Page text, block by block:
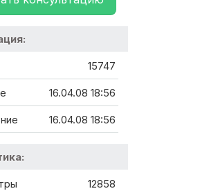
15747
16.04.08 18:56
16.04.08 18:56
12858